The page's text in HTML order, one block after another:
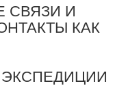
СВЯЗИ И
КАК